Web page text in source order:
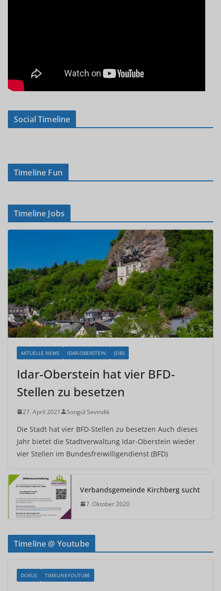
Social Timeline
Timeline Fun
Timeline Jobs
AKTUELLE NEWS IDAR-OBERSTEIN JOBS
Idar-Oberstein hat vier BFD-
Stellen zu besetzen
27. April 2021 Songül Sevindik
Die Stadt hat vier BFD-Stellen zu besetzen Auch dieses
Jahr bietet die Stadtverwaltung Idar-Oberstein wieder
vier Stellen im Bundesfreiwilligendienst (BFD)
Verbandsgemeinde Kirchberg sucht
7. Oktober 2020
Timeline @ Youtube
DOKUS TIMELINEYOUTUBE